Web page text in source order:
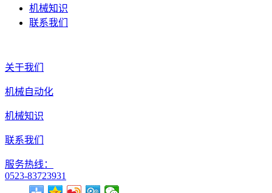
机械知识
联系我们
关于我们
机械自动化
机械知识
联系我们
服务热线：
0523-83723931